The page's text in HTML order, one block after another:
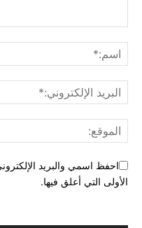
احفظ اسمي والبريد
الأولى التي أعلق فيها.